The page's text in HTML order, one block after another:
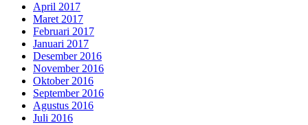
April 2017
Maret 2017
Februari 2017
Januari 2017
Desember 2016
November 2016
Oktober 2016
September 2016
Agustus 2016
Juli 2016